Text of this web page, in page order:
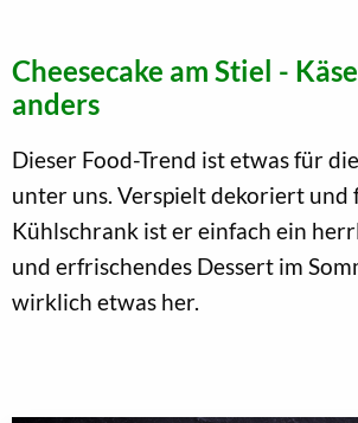
Cheesecake am Stiel -
anders
Dieser Food-Trend ist etwas für
unter uns. Verspielt dekoriert und
Kühlschrank ist er einfach ein
und erfrischendes Dessert im
wirklich etwas her.